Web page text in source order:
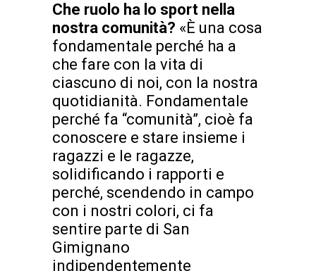
Che ruolo ha lo sport nella
nostra comunità? «È una cosa
fondamentale perché ha a
che fare con la vita di
ciascuno di noi, con la nostra
quotidianità. Fondamentale
perché fa “comunità”, cioè fa
conoscere e stare insieme i
ragazzi e le ragazze,
solidificando i rapporti e
perché, scendendo in campo
con i nostri colori, ci fa
sentire parte di San
Gimignano
indipendentemente